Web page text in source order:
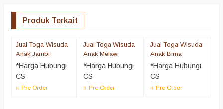
Produk Terkait
Jual Toga Wisuda
Anak Jambi
*Harga Hubungi
CS
Pre Order
Jual Toga Wisuda
Anak Melawi
*Harga Hubungi
CS
Pre Order
Jual Toga Wisuda
Anak Bima
*Harga Hubungi
CS
Pre Order